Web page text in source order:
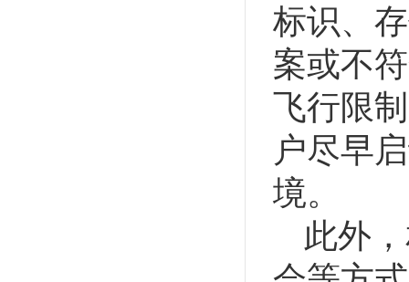
标识、
案或不
飞行限
户尽早
境。
此外